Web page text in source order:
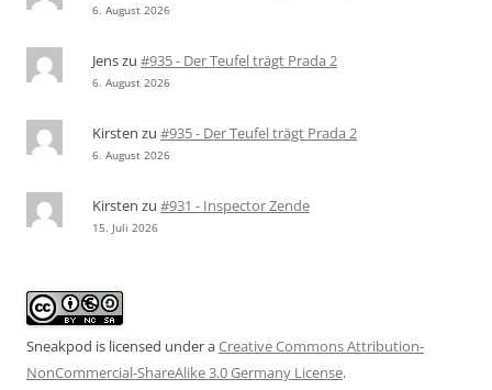
6. August 2026
Jenszu #935 - Der Teufel trägt Prada 2
6. August 2026
Kirsten zu #935 - Der Teufel trägt Prada 2
6. August 2026
Kirsten zu #931 - Inspector Zende
15. Juli 2026
Sneakpod is licensed under aCreative Commons Attribution-
NonCommercial-ShareAlike 3.0 Germany License.